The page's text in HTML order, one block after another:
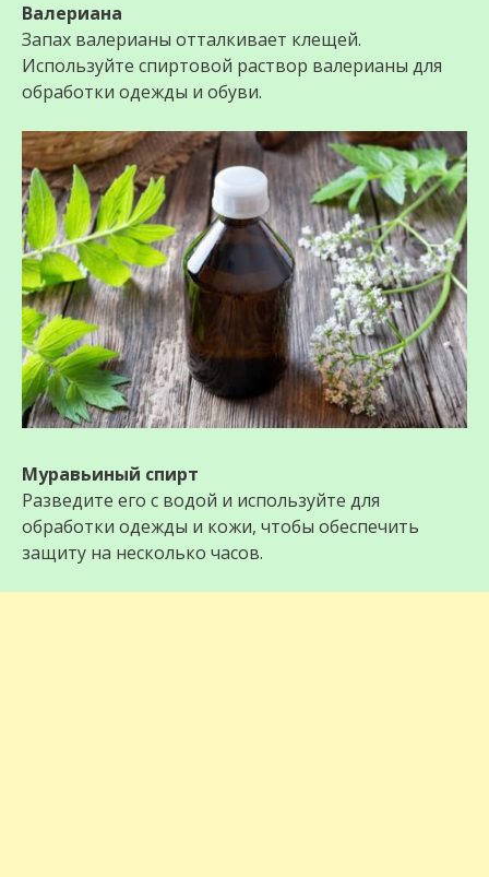
Валериана
Запах валерианы отталкивает клещей.
Используйте спиртовой раствор валерианы для
обработки одежды и обуви.
Муравьиный спирт
Разведите его с водой и используйте для
обработки одежды и кожи, чтобы обеспечить
защиту на несколько часов.